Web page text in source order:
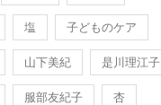
塩 子どものケア
山下美紀 是川理江子
服部友紀子 杏